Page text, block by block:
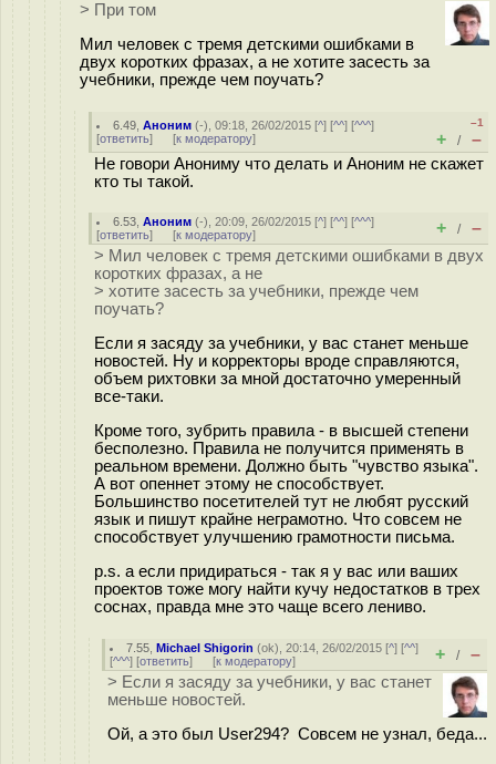
> При том
Мил человек с тремя детскими ошибками в
двух коротких фразах, а не хотите засесть за
учебники, прежде чем поучать?
6.49 ,Аноним (-), 09:18, 26/02/2015 [^] [^^] [^^^]
[ответить] [к модератору]
–1
+ / –
Не говори Анониму что делать и Аноним не скажет
кто ты такой.
6.53 ,Аноним (-), 20:09, 26/02/2015 [^] [^^] [^^^]
[ответить] [к модератору] + / –
> Мил человек с тремя детскими ошибками в двух
коротких фразах, а не
> хотите засесть за учебники, прежде чем
поучать?
Если я засяду за учебники, у вас станет меньше
новостей. Ну и корректоры вроде справляются,
объем рихтовки за мной достаточно умеренный
все-таки.
Кроме того, зубрить правила - в высшей степени
бесполезно. Правила не получится применять в
реальном времени. Должно быть "чувство языка".
А вот опеннет этому не способствует.
Большинство посетителей тут не любят русский
язык и пишут крайне неграмотно. Что совсем не
способствует улучшению грамотности письма.
p.s. а если придираться - так я у вас или ваших
проектов тоже могу найти кучу недостатков в трех
соснах, правда мне это чаще всего лениво.
7.55 ,Michael Shigorin (ok), 20:14, 26/02/2015 [^] [^^]
[^^^] [ответить] [к модератору] + / –
> Если я засяду за учебники, у вас станет
меньше новостей.
Ой, а это был User294? Совсем не узнал, беда...